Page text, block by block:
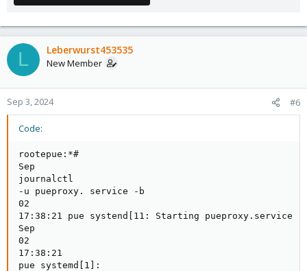
L Leberwurst453535
New Member
Sep 3, 2024 #6
Code:
rootepue:*#
Sep
journalctl
-u pueproxy. service -b
02
17:38:21 pue systend[11: Starting pueproxy.service -
Sep
02
17:38:21
pue systemd[1]: